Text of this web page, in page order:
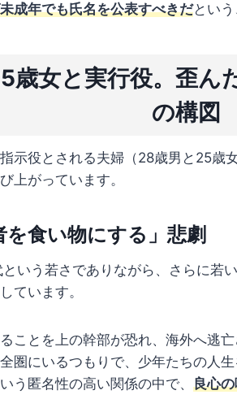
成年でも氏名を公表すべきだという
歳女と実行役。歪ん
の構図
示役とされる夫婦（28歳男と25歳
上がっています。
を食い物にする」悲劇
いう若さでありながら、さらに若
ています。
ことを上の幹部が恐れ、海外へ逃亡
圏にいるつもりで、少年たちの人生
う匿名性の高い関係の中で、 良心